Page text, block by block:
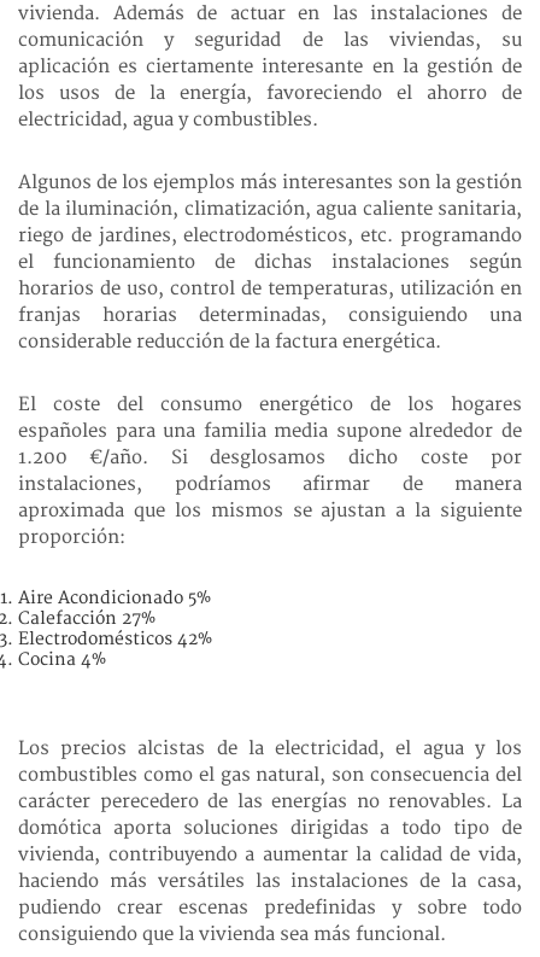
vivienda. Además de actuar en las instalaciones de
comunicación y seguridad de las viviendas, su
aplicación es ciertamente interesante en la gestión de
los usos de la energía, favoreciendo el ahorro de
electricidad, agua y combustibles.
Algunos de los ejemplos más interesantes son la gestión
de la iluminación, climatización, agua caliente sanitaria,
riego de jardines, electrodomésticos, etc. programando
el funcionamiento de dichas instalaciones según
horarios de uso, control de temperaturas, utilización en
franjas horarias determinadas, consiguiendo una
considerable reducción de la factura energética.
El coste del consumo energético de los hogares
españoles para una familia media supone alrededor de
1.200 €/año. Si desglosamos dicho coste por
instalaciones, podríamos afirmar de manera
aproximada que los mismos se ajustan a la siguiente
proporción:
Aire Acondicionado 5%
Calefacción 27%
Electrodomésticos 42%
Cocina 4%
Los precios alcistas de la electricidad, el agua y los
combustibles como el gas natural, son consecuencia del
carácter perecedero de las energías no renovables. La
domótica aporta soluciones dirigidas a todo tipo de
vivienda, contribuyendo a aumentar la calidad de vida,
haciendo más versátiles las instalaciones de la casa,
pudiendo crear escenas predefinidas y sobre todo
consiguiendo que la vivienda sea más funcional.